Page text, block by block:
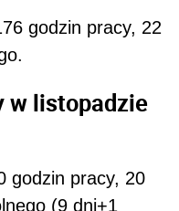
godzin pracy, 22
w listopadzie
godzin pracy, 20
(9 dni+1